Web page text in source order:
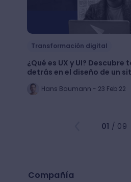
Transformación digital
¿Qué es UX y UI? Descubre
detrás en el diseño de un
Hans Baumann - 23 Feb 22
01 / 09
Compañía